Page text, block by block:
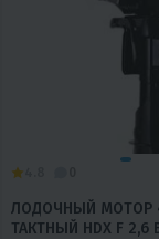
ЛОДОЧНЫЙ МОТОР
ТАКТНЫЙ HDX F 2,6